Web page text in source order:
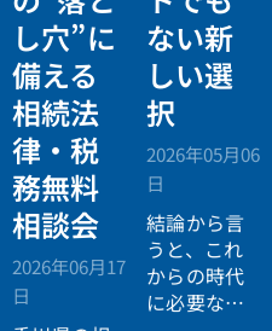
し穴”に
備える
相続法
律・税
務無料
相談会
2026年06月17
日
ない新
しい選
択
2026年05月06
日
結論から言
うと、これ
からの時代
に必要なの